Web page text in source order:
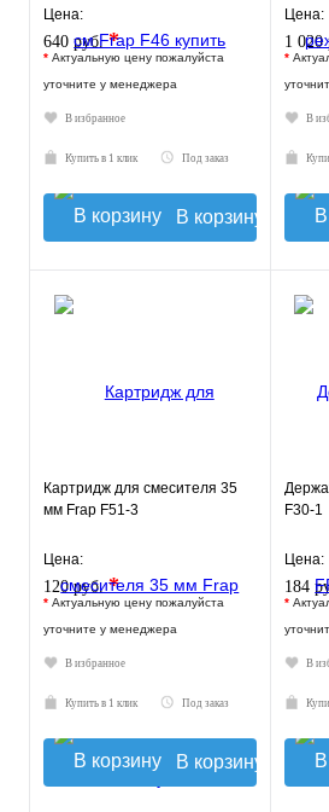
Цена:
640 руб.*
* Актуальную цену пожалуйста
уточните у менеджера
В избранное
Купить в 1 клик Под заказ
В корзину
Цена:
1
*
В
Картридж для смесителя 35
мм Frap F51-3
Цена:
120 руб.*
* Актуальную цену пожалуйста
уточните у менеджера
В избранное
Купить в 1 клик Под заказ
В корзину
F30-1
Цена:
184
*
В